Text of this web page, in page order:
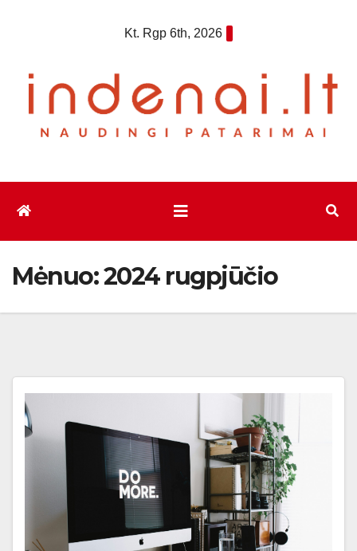
Kt. Rgp 6th, 2026
Mėnuo:2024 rugpjūčio